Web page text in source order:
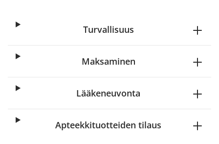
Turvallisuus
Maksaminen
Lääkeneuvonta
Apteekkituotteiden tilaus